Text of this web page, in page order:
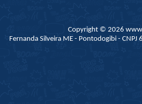
Copyright © 2026
Fernanda Silveira ME - Pontodogibi -